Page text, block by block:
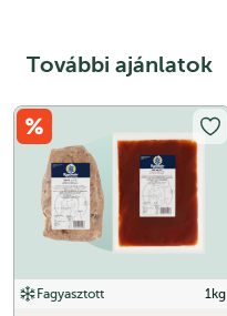
További ajánlatok
Fagyasztott 1kg